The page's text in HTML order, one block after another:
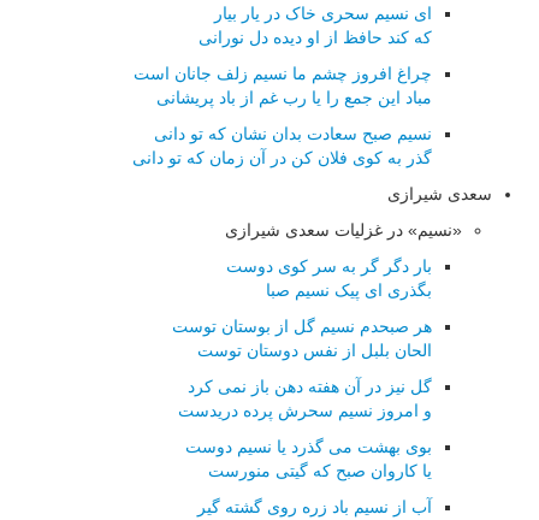
ای نسیم سحری خاک در یار بیار
که کند حافظ از او دیده دل نورانی
چراغ افروز چشم ما نسیم زلف جانان است
مباد این جمع را یا رب غم از باد پریشانی
نسیم صبح سعادت بدان نشان که تو دانی
گذر به کوی فلان کن در آن زمان که تو دانی
سعدی شیرازی
«نسیم» در غزلیات سعدی شیرازی
بار دگر گر به سر کوی دوست
بگذری ای پیک نسیم صبا
هر صبحدم نسیم گل از بوستان توست
الحان بلبل از نفس دوستان توست
گل نیز در آن هفته دهن باز نمی کرد
و امروز نسیم سحرش پرده دریدست
بوی بهشت می گذرد یا نسیم دوست
یا کاروان صبح که گیتی منورست
آب از نسیم باد زره روی گشته گیر